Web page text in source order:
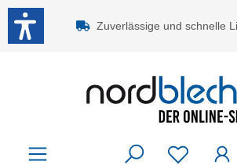
Zum Hauptinhalt springen
Zuverlässige und schnelle